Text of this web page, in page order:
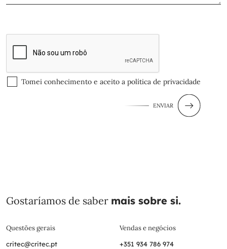
Tomei conhecimento e aceito a política de privacidade
ENVIAR
Gostaríamos de saber mais sobre si.
Questões gerais
critec@critec.pt
Vendas e negócios
+351 934 786 974